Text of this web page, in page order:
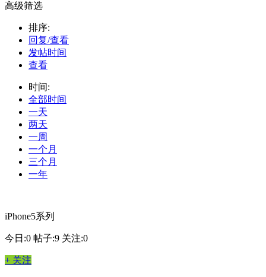
高级筛选
排序:
回复/查看
发帖时间
查看
时间:
全部时间
一天
两天
一周
一个月
三个月
一年
iPhone5系列
今日:0 帖子:9 关注:0
+ 关注